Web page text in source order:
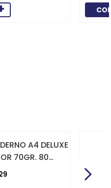
A4 DELUXE
70GR. 80